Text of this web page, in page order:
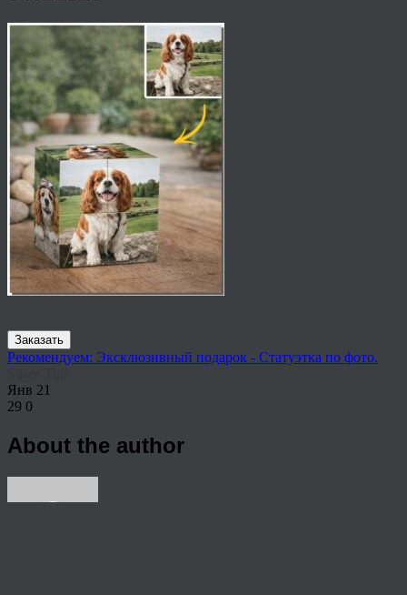
Заказать
Рекомендуем: Эксклюзивный подарок - Статуэтка по фото.
Янв 21
29 0
About the author